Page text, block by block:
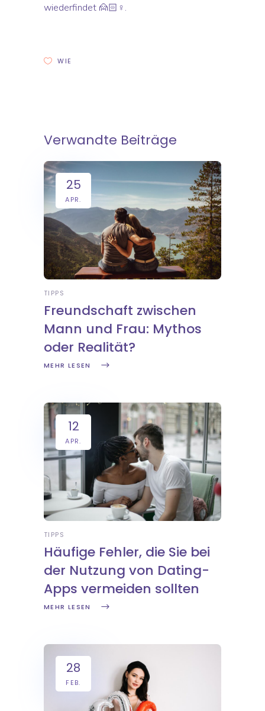
wiederfindet 🙍🏻♀️.
WIE
Verwandte Beiträge
25
APR.
TIPPS
Freundschaft zwischen
Mann und Frau: Mythos
oder Realität?
MEHR LESEN
12
APR.
TIPPS
Häufige Fehler, die Sie bei
der Nutzung von Dating-
Apps vermeiden sollten
MEHR LESEN
28
FEB.